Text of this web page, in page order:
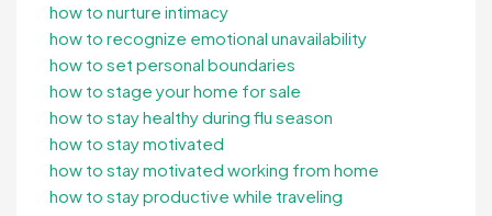
how to nurture intimacy
how to recognize emotional unavailability
how to set personal boundaries
how to stage your home for sale
how to stay healthy during flu season
how to stay motivated
how to stay motivated working from home
how to stay productive while traveling